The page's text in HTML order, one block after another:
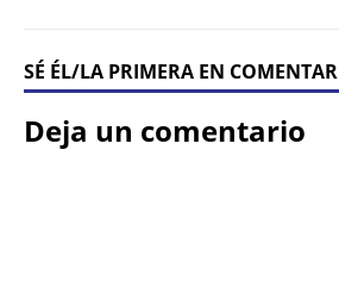
SÉ ÉL/LA PRIMERA EN COMENTAR
Deja un comentario